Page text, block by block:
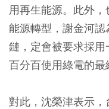
用再生能源。此外
能源轉型，謝金河
鏈，定會被要求採
百分百使用綠電的最
對此，沈榮津表示